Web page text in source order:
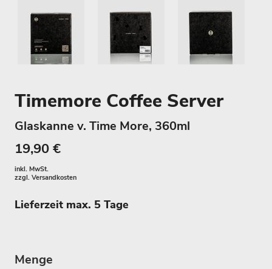
Timemore Coffee Server
Glaskanne v. Time More, 360ml
19,90 €
inkl. MwSt.
zzgl. Versandkosten
Lieferzeit max. 5 Tage
Menge